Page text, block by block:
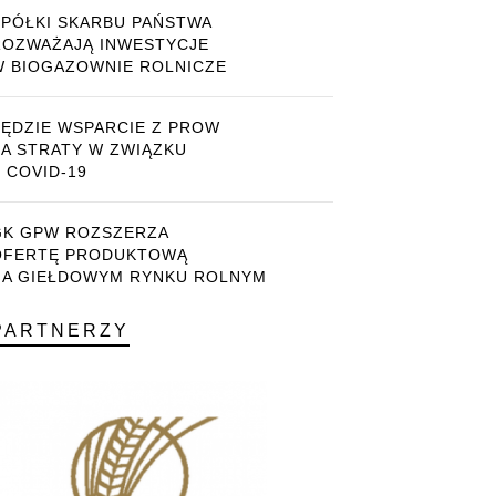
SKARBU PAŃSTWA
INWESTYCJE
BIOGAZOWNIE ROLNICZE
WSPARCIE Z PROW
STRATY W ZWIĄZKU
COVID-19
GPW ROZSZERZA
PRODUKTOWĄ
GIEŁDOWYM RYNKU ROLNYM